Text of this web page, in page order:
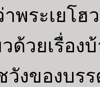
าพระเยโ
ด้วยเรื่อง
วังของบ